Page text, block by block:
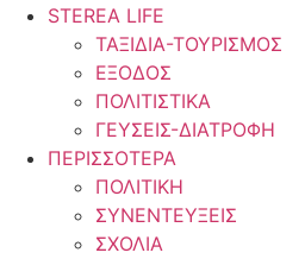
STEREA LIFE
ΤΑΞΙΔΙΑ-ΤΟΥΡΙΣΜΟΣ
ΕΞΟΔΟΣ
ΠΟΛΙΤΙΣΤΙΚΑ
ΓΕΥΣΕΙΣ-ΔΙΑΤΡΟΦΗ
ΠΕΡΙΣΣΟΤΕΡΑ
ΠΟΛΙΤΙΚΗ
ΣΥΝΕΝΤΕΥΞΕΙΣ
ΣΧΟΛΙΑ